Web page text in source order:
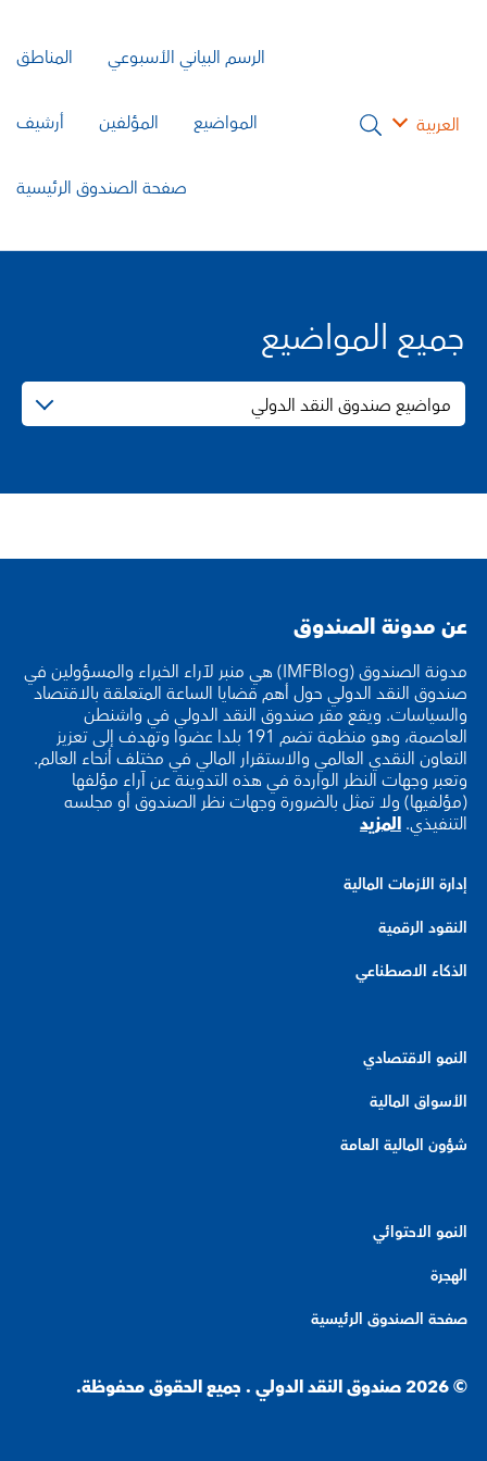
العربية
الرسم البياني الأسبوعي المناطق
المواضيع المؤلفين أرشيف
صفحة الصندوق الرئيسية
جميع المواضيع
مواضيع صندوق النقد الدولي
عن مدونة الصندوق
مدونة الصندوق (IMFBlog) هي منبر لآراء الخبراء والمسؤولين في
صندوق النقد الدولي حول أهم قضايا الساعة المتعلقة بالاقتصاد
والسياسات. ويقع مقر صندوق النقد الدولي في واشنطن
العاصمة، وهو منظمة تضم 191 بلدا عضوا وتهدف إلى تعزيز
التعاون النقدي العالمي والاستقرار المالي في مختلف أنحاء العالم.
وتعبر وجهات النظر الواردة في هذه التدوينة عن آراء مؤلفها
(مؤلفيها) ولا تمثل بالضرورة وجهات نظر الصندوق أو مجلسه
التنفيذي.المزيد
إدارة الأزمات المالية
النقود الرقمية
الذكاء الاصطناعي
النمو الاقتصادي
الأسواق المالية
شؤون المالية العامة
النمو الاحتوائي
الهجرة
صفحة الصندوق الرئيسية
© 2026 صندوق النقد الدولي . جميع الحقوق محفوظة.